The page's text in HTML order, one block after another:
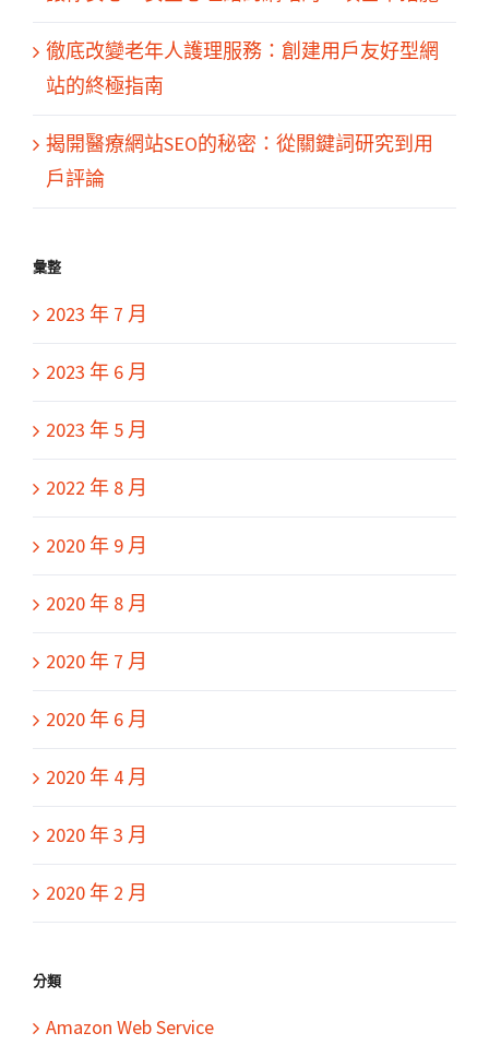
徹底改變老年人護理服務：創建用戶友好型網
站的終極指南
揭開醫療網站SEO的秘密：從關鍵詞研究到用
戶評論
彙整
2023 年 7 月
2023 年 6 月
2023 年 5 月
2022 年 8 月
2020 年 9 月
2020 年 8 月
2020 年 7 月
2020 年 6 月
2020 年 4 月
2020 年 3 月
2020 年 2 月
分類
Amazon Web Service